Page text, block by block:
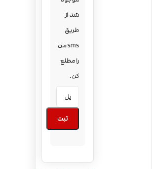
شد از
طریق
sms من
را مطلع
کن.
ثبت